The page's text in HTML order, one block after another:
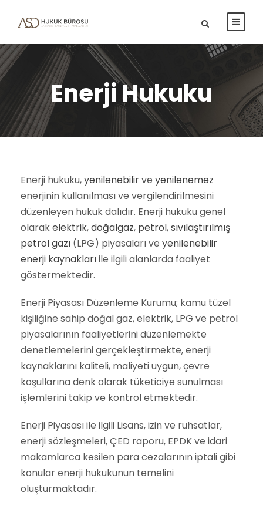
Enerji Hukuku
Enerji hukuku,yenilenebilirve yenilenemez
enerjinin kullanılması ve vergilendirilmesini
düzenleyen hukuk dalıdır. Enerji hukuku genel
olarakelektrik,doğalgaz, petrol,sıvılaştırılmış
petrol gazı (LPG) piyasaları ve yenilenebilir
enerji kaynaklarıile ilgili alanlarda faaliyet
göstermektedir.
Enerji Piyasası Düzenleme Kurumu; kamu tüzel
kişiliğine sahip doğal gaz, elektrik, LPG ve petrol
piyasalarının faaliyetlerini düzenlemekte
denetlemelerini gerçekleştirmekte, enerji
kaynaklarını kaliteli, maliyeti uygun, çevre
koşullarına denk olarak tüketiciye sunulması
işlemlerini takip ve kontrol etmektedir.
Enerji Piyasası ile ilgili Lisans, izin ve ruhsatlar,
enerji sözleşmeleri, ÇED raporu, EPDK ve idari
makamlarca kesilen para cezalarının iptali gibi
konular enerji hukukunun temelini
oluşturmaktadır.